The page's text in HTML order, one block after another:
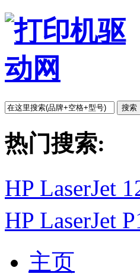
搜索
热门搜索:
HP LaserJet
HP LaserJet
主页